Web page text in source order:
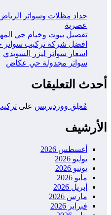
حداد مظلات وسواتر
عصرية
تفصيل بيوت وخيام حي
افضل شركة تركيب سواتر
اسعار سواتر ليزر السويدي
سواتر مجدولة حي عكاض
أحدث التعليقات
مُعلِق ووردبريس على
الأرشيف
أغسطس 2026
يوليو 2026
يونيو 2026
مايو 2026
أبريل 2026
مارس 2026
فبراير 2026